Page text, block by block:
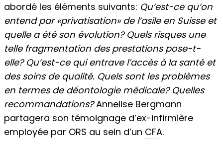
abordé les éléments suivants: Qu’est-ce qu’on
entend par «privatisation» de l’asile en Suisse et
quelle a été son évolution? Quels risques une
telle fragmentation des prestations pose-t-
elle? Qu’est-ce qui entrave l’accès à la santé et
des soins de qualité. Quels sont les problèmes
en termes de déontologie médicale? Quelles
recommandations?Annelise Bergmann
partagera son témoignage d’ex-infirmière
employée par ORS au sein d’un CFA.